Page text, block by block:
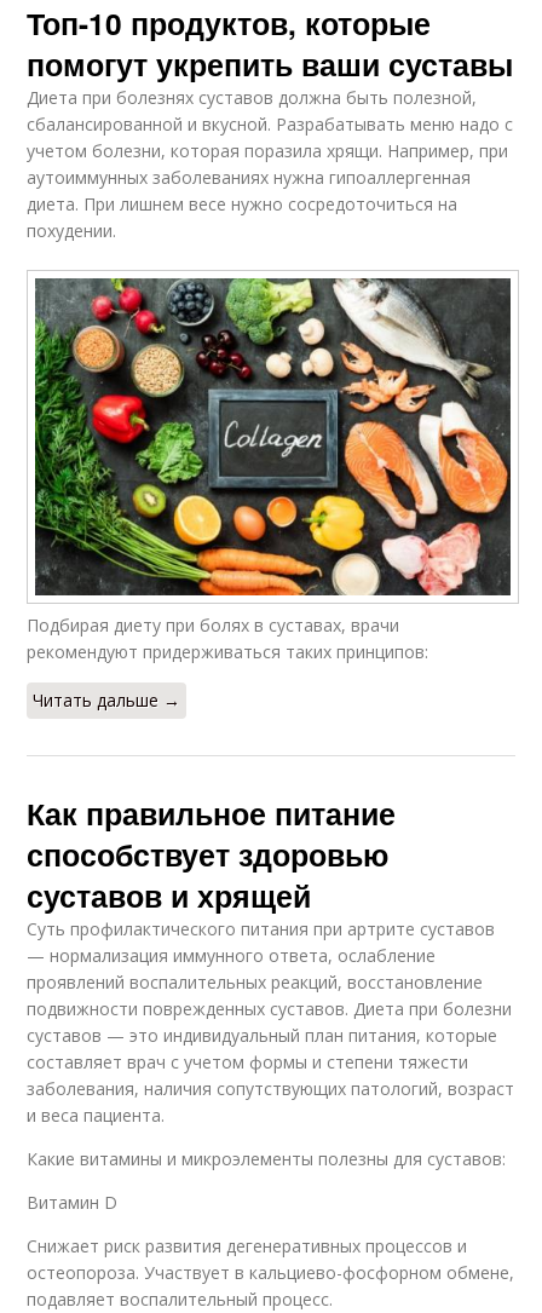
Топ-10 продуктов, которые
помогут укрепить ваши суставы
Диета при болезнях суставов должна быть полезной,
сбалансированной и вкусной. Разрабатывать меню надо с
учетом болезни, которая поразила хрящи. Например, при
аутоиммунных заболеваниях нужна гипоаллергенная
диета. При лишнем весе нужно сосредоточиться на
похудении.
Подбирая диету при болях в суставах, врачи
рекомендуют придерживаться таких принципов:
Читать дальше →
Как правильное питание
способствует здоровью
суставов и хрящей
Суть профилактического питания при артрите суставов
— нормализация иммунного ответа, ослабление
проявлений воспалительных реакций, восстановление
подвижности поврежденных суставов. Диета при болезни
суставов — это индивидуальный план питания, которые
составляет врач с учетом формы и степени тяжести
заболевания, наличия сопутствующих патологий, возраст
и веса пациента.
Какие витамины и микроэлементы полезны для суставов:
Витамин D
Снижает риск развития дегенеративных процессов и
остеопороза. Участвует в кальциево-фосфорном обмене,
подавляет воспалительный процесс.